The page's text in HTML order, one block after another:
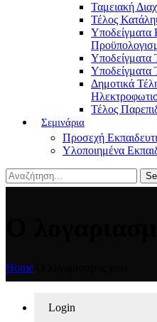
Ταμειακή
Τέλος
Υποδείγματα
Υποδείγματα
Υποδείγματα
Δημοτικά
Τέλος
Σεμινάρια
Προσεχή
Υλοποιημένα
Home
Login